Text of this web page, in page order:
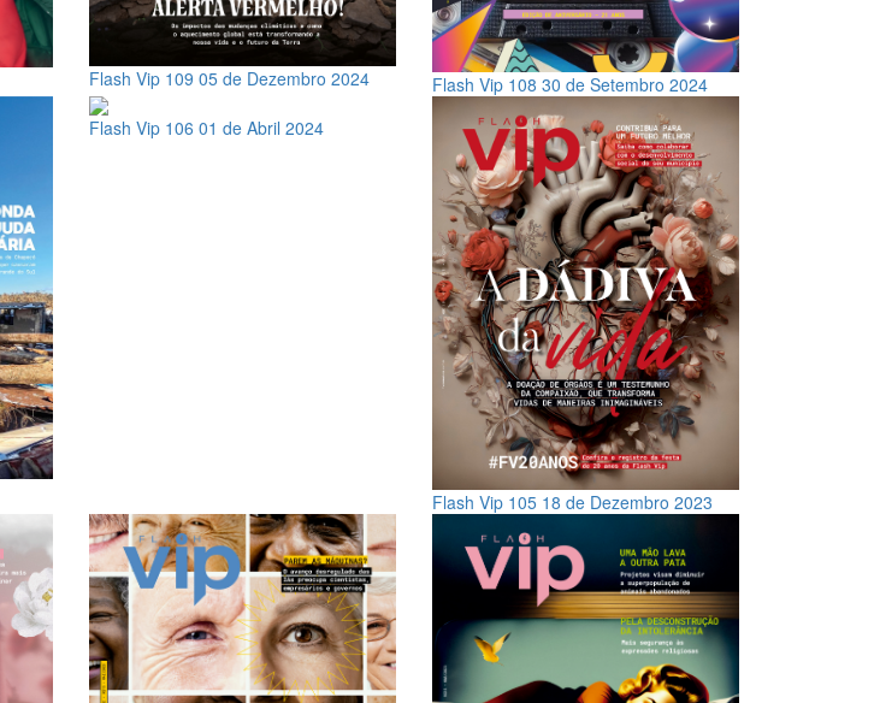
Flash Vip 109 05 de Dezembro 2024 Flash Vip 108 30 de Setembro 2024
Flash Vip 106 01 de Abril 2024
Flash Vip 105 18 de Dezembro 2023